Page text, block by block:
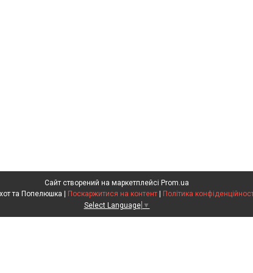
Сайт створений на маркетплейсі Prom.ua
Поскаржитися на контент
Політика
Select Language ▼